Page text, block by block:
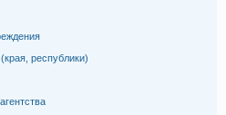
республики)